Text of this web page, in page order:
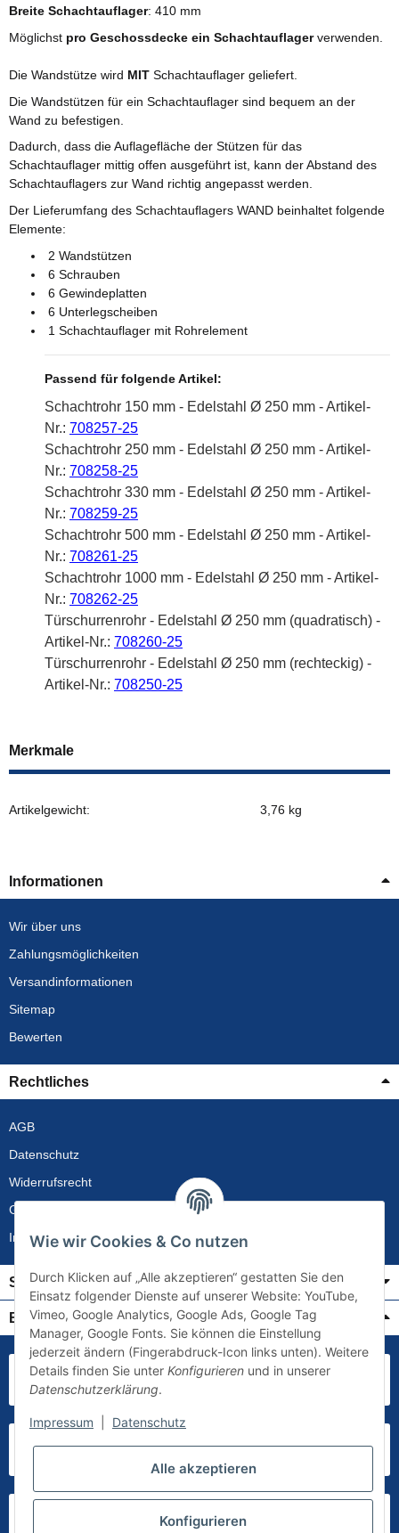
Breite Schachtauflager: 410 mm
Möglichst pro Geschossdecke ein Schachtauflagerverwenden.
Die Wandstütze wird MIT Schachtauflager geliefert.
Die Wandstützen für ein Schachtauflager sind bequem an der
Wand zu befestigen.
Dadurch, dass die Auflagefläche der Stützen für das
Schachtauflager mittig offen ausgeführt ist, kann der Abstand des
Schachtauflagers zur Wand richtig angepasst werden.
Der Lieferumfang des Schachtauflagers WAND beinhaltet folgende
Elemente:
2 Wandstützen
6 Schrauben
6 Gewindeplatten
6 Unterlegscheiben
1 Schachtauflager mit Rohrelement
Passend für folgende Artikel:
Schachtrohr 150 mm - Edelstahl Ø 250 mm - Artikel-
Nr.: 708257-25
Schachtrohr 250 mm - Edelstahl Ø 250 mm - Artikel-
Nr.: 708258-25
Schachtrohr 330 mm - Edelstahl Ø 250 mm - Artikel-
Nr.: 708259-25
Schachtrohr 500 mm - Edelstahl Ø 250 mm - Artikel-
Nr.: 708261-25
Schachtrohr 1000 mm - Edelstahl Ø 250 mm - Artikel-
Nr.: 708262-25
Türschurrenrohr - Edelstahl Ø 250 mm (quadratisch) -
Artikel-Nr.: 708260-25
Türschurrenrohr - Edelstahl Ø 250 mm (rechteckig) -
Artikel-Nr.: 708250-25
Merkmale
Artikelgewicht: 3,76 kg
Informationen
Wir über uns
Zahlungsmöglichkeiten
Versandinformationen
Sitemap
Bewerten
Rechtliches
AGB
Datenschutz
Widerrufsrecht
Gewährleistung
Impressum
Service
Bezahlung & Versand
Wie wir Cookies & Co nutzen
Durch Klicken auf „Alle akzeptieren“ gestatten Sie den
Einsatz folgender Dienste auf unserer Website: YouTube,
Vimeo, Google Analytics, Google Ads, Google Tag
Manager, Google Fonts. Sie können die Einstellung
jederzeit ändern (Fingerabdruck-Icon links unten). Weitere
Details finden Sie unter Konfigurieren und in unserer
Datenschutzerklärung.
Impressum Datenschutz
Alle akzeptieren
Konfigurieren